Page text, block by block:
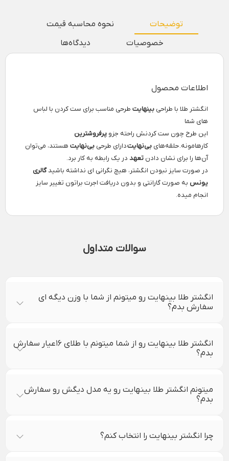
توضیحات
نحوه محاسبه قیمت
خصوصیات
دیدگاه‌ها
اطلاعات محصول
انگشتر طلا با طراحی بینهایت طرحی مناسب برای ست کردن با لباس
های شما
این طرح چون ست کردنش راحته جزو پرفروشترین
کارهامونه. حلقه‌های بی‌نهایتدارای طرحی بی‌نهایت هستند، می‌توان
آن‌ها را برای نشان دادن تعهد در یک رابطه به کار برد.
در صورت سایز نبودن انگشتر، هیچ نگرانی ای نداشته باشیدگالری
یونس به صورت گارانتی و بدون دریافت اجرت براتون تغییر سایز
انجام میده.
سوالات متداول
انگشتر طلا بینهایت رو میتونم از شما با وزن دیگه ای
سفارش بدم؟
انگشتر طلا بینهایت رو از شما میتونم با طلای ۱۶عیار سفارش
بدم؟
میتونم انگشتر طلا بینهایت رو یه مدل دیگش رو سفارش
بدم؟
چرا انگشتر بینهایت را انتخاب کنم؟